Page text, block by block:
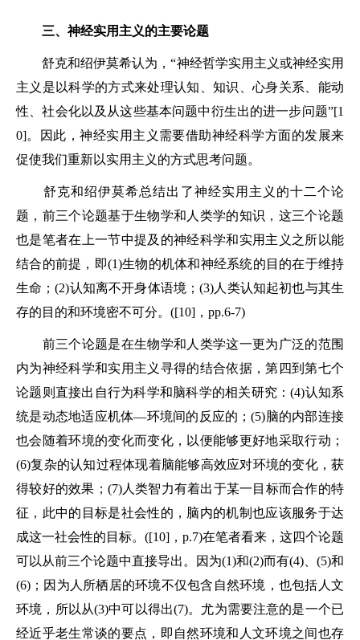
三、神经实用主义的主要论题
舒克和绍伊莫希认为，“神经哲学实用主义或神经实用
主义是以科学的方式来处理认知、知识、心身关系、能动
性、社会化以及从这些基本问题中衍生出的进一步问题”[1
0]。因此，神经实用主义需要借助神经科学方面的发展来
促使我们重新以实用主义的方式思考问题。
舒克和绍伊莫希总结出了神经实用主义的十二个论
题，前三个论题基于生物学和人类学的知识，这三个论题
也是笔者在上一节中提及的神经科学和实用主义之所以能
结合的前提，即(1)生物的机体和神经系统的目的在于维持
生命；(2)认知离不开身体语境；(3)人类认知起初也与其生
存的目的和环境密不可分。([10]，pp.6-7)
前三个论题是在生物学和人类学这一更为广泛的范围
内为神经科学和实用主义寻得的结合依据，第四到第七个
论题则直接出自行为科学和脑科学的相关研究：(4)认知系
统是动态地适应机体—环境间的反应的；(5)脑的内部连接
也会随着环境的变化而变化，以便能够更好地采取行动；
(6)复杂的认知过程体现着脑能够高效应对环境的变化，获
得较好的效果；(7)人类智力有着出于某一目标而合作的特
征，此中的目标是社会性的，脑内的机制也应该服务于达
成这一社会性的目标。([10]，p.7)在笔者看来，这四个论题
可以从前三个论题中直接导出。因为(1)和(2)而有(4)、(5)和
(6)；因为人所栖居的环境不仅包含自然环境，也包括人文
环境，所以从(3)中可以得出(7)。尤为需要注意的是一个已
经近乎老生常谈的要点，即自然环境和人文环境之间也存